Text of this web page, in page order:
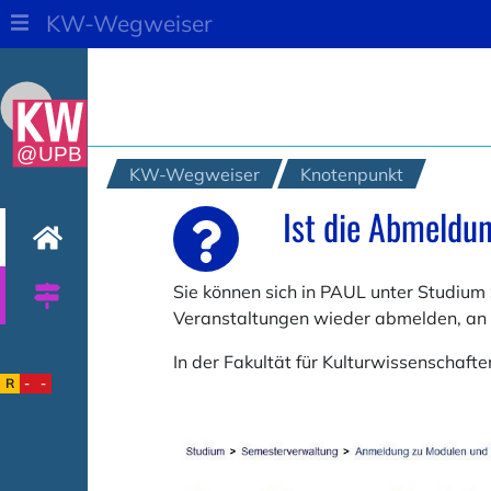
KW-Wegweiser Knotenpunkt
Ist die
Sie können sich in PAUL unter
Veranstaltungen wieder abmelden,
In der Fakultät für
@UPB
R - -
KW-Wegweiser